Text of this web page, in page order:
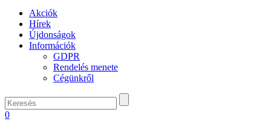
Akciók
Hírek
Újdonságok
Információk
GDPR
Rendelés menete
Cégünkről
0